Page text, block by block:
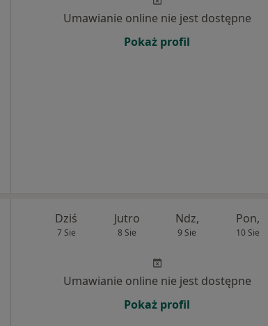
Umawianie online nie jest dostępne
Pokaż profil
Dziś
7 Sie
Jutro
8 Sie
Ndz,
9 Sie
Pon,
10 Sie
Umawianie online nie jest dostępne
Pokaż profil